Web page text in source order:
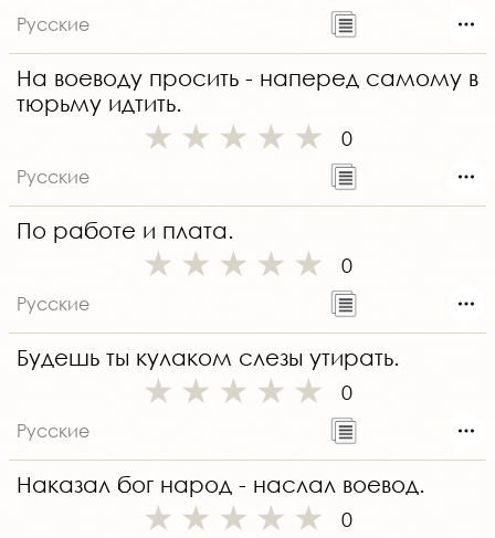
Русские
На воеводу просить - наперед самому в
тюрьму идтить.
0
Русские
По работе и плата.
0
Русские
Будешь ты кулаком слезы утирать.
0
Русские
Наказал бог народ - наслал воевод.
0